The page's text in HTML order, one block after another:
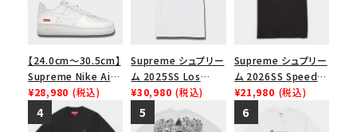
【24.0cm～30.5cm】
Supreme Nike Air
Force 1 Low シュプ
リーム ナイキエアフォ
ース１スニーカー シ
¥28,980 (税込)
Supreme シュプリー
ム 2025SS Los
Angeles Fire Relief
Box Logo Tee ファ
イヤーリリーフボック
¥30,980 (税込)
Supreme シュプリー
ム 2026SS Speed
Tee スピードTシャツ
ブラック
¥21,980 (税込)